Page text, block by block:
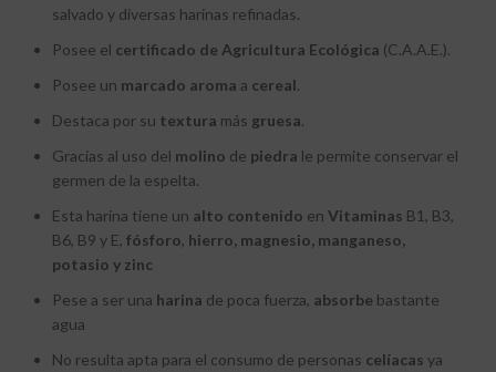
salvado y diversas harinas refinadas.
Posee el certificado de Agricultura Ecológica (C.A.A.E.).
Posee un marcado aroma a cereal.
Destaca por su textura más gruesa.
Gracias al uso del molino de piedra le permite conservar el
germen de la espelta.
Esta harina tiene un alto contenido en Vitaminas B1, B3,
B6, B9 y E, fósforo, hierro, magnesio, manganeso,
potasio y zinc
Pese a ser una harina de poca fuerza, absorbe bastante
agua
No resulta apta para el consumo de personas celíacas ya